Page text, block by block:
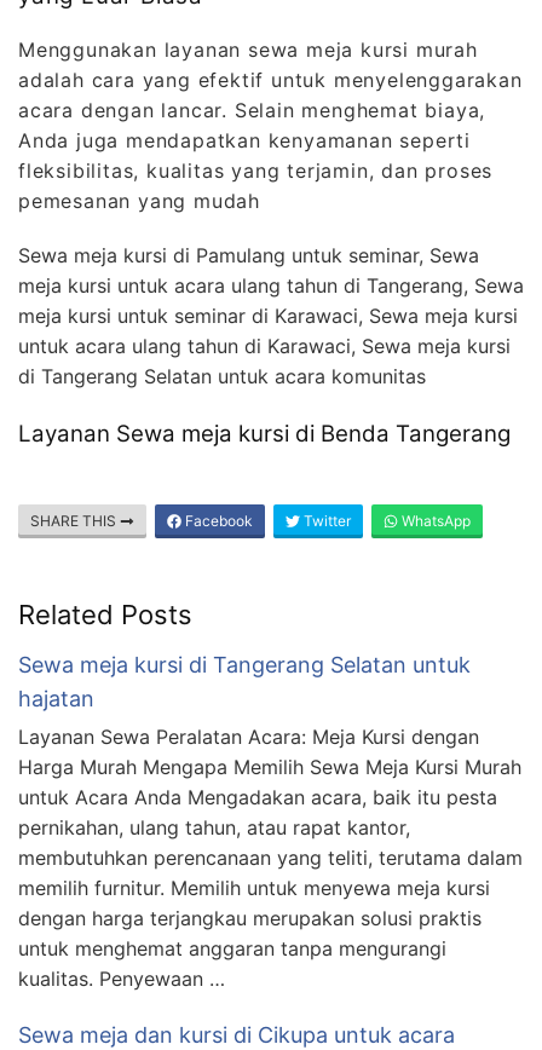
Menggunakan layanan sewa meja kursi murah
adalah cara yang efektif untuk menyelenggarakan
acara dengan lancar. Selain menghemat biaya,
Anda juga mendapatkan kenyamanan seperti
fleksibilitas, kualitas yang terjamin, dan proses
pemesanan yang mudah
Sewa meja kursi di Pamulang untuk seminar, Sewa
meja kursi untuk acara ulang tahun di Tangerang, Sewa
meja kursi untuk seminar di Karawaci, Sewa meja kursi
untuk acara ulang tahun di Karawaci, Sewa meja kursi
di Tangerang Selatan untuk acara komunitas
Layanan Sewa meja kursi di Benda Tangerang
SHARE THIS Facebook Twitter WhatsApp
Related Posts
Sewa meja kursi di Tangerang Selatan untuk
hajatan
Layanan Sewa Peralatan Acara: Meja Kursi dengan
Harga Murah Mengapa Memilih Sewa Meja Kursi Murah
untuk Acara Anda Mengadakan acara, baik itu pesta
pernikahan, ulang tahun, atau rapat kantor,
membutuhkan perencanaan yang teliti, terutama dalam
memilih furnitur. Memilih untuk menyewa meja kursi
dengan harga terjangkau merupakan solusi praktis
untuk menghemat anggaran tanpa mengurangi
kualitas. Penyewaan …
Sewa meja dan kursi di Cikupa untuk acara